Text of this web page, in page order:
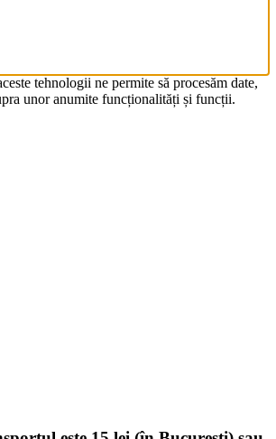
tehnologii ne permite să procesăm date,
unor anumite funcționalități și funcții.